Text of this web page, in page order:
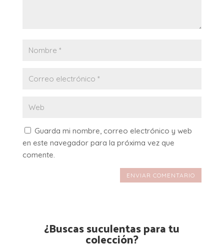
Guarda mi nombre, correo electrónico y web
en este navegador para la próxima vez que
comente.
ENVIAR COMENTARIO
¿Buscas suculentas para tu
colección?